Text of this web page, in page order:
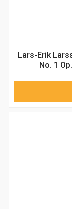
Lars-Erik
No. 1